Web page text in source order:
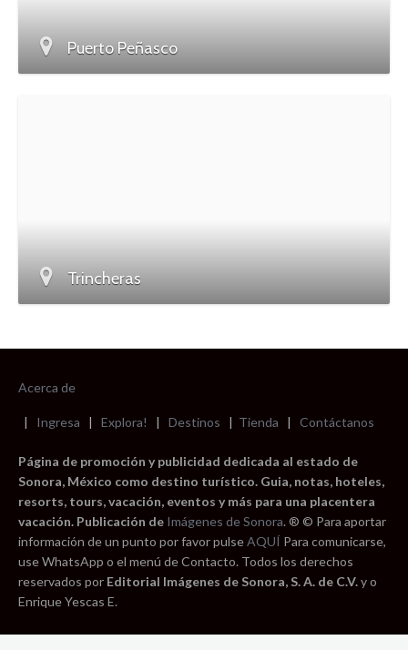
Puerto Peñasco
Trincheras
Acerca de
| Ingresa | Explora! | Destinos | Tienda | Contáctanos
Página de promoción y publicidad dedicada al estado de
Sonora, México como destino turístico. Guia, notas, hoteles,
resorts, tours, vacación, eventos y más para una placentera
vacación. Publicación de Imágenes de Sonora. ® © Para aportar
información de un punto por favor pulseAQUÍ Para comunicarse,
use WhatsApp o el menú de Contacto. Todos los derechos
reservados por Editorial Imágenes de Sonora, S. A. de C.V.y o
Enrique Yescas E.